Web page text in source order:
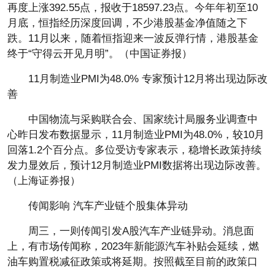
再度上涨392.55点，报收于18597.23点。今年年初至10
月底，恒指经历深度回调，不少港股基金净值随之下
跌。11月以来，随着恒指迎来一波反弹行情，港股基金
终于“守得云开见月明”。（中国证券报）
11月制造业PMI为48.0% 专家预计12月将出现边际改
善
中国物流与采购联合会、国家统计局服务业调查中
心昨日发布数据显示，11月制造业PMI为48.0%，较10月
回落1.2个百分点。多位受访专家表示，稳增长政策持续
发力显效后，预计12月制造业PMI数据将出现边际改善。
（上海证券报）
传闻影响 汽车产业链个股集体异动
周三，一则传闻引发A股汽车产业链异动。消息面
上，有市场传闻称，2023年新能源汽车补贴会延续，燃
油车购置税减征政策或将延期。按照截至目前的政策口